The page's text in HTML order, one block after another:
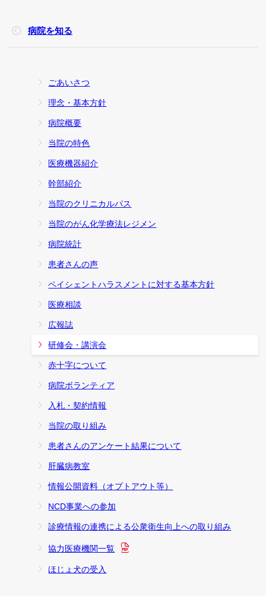
病院を知る
ごあいさつ
理念・基本方針
病院概要
当院の特色
医療機器紹介
幹部紹介
当院のクリニカルパス
当院のがん化学療法レジメン
病院統計
患者さんの声
ペイシェントハラスメントに対する基本方針
医療相談
広報誌
研修会・講演会
赤十字について
病院ボランティア
入札・契約情報
当院の取り組み
患者さんのアンケート結果について
肝臓病教室
情報公開資料（オプトアウト等）
NCD事業への参加
診療情報の連携による公衆衛生向上への取り組み
協力医療機関一覧
ほじょ犬の受入